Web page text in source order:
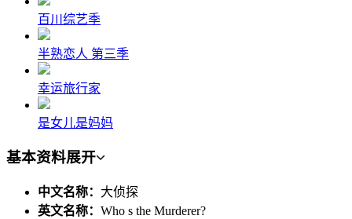
百川综艺季
半熟恋人 第三季
幸运旅行家
是女儿是妈妈
基本资料展开
中文名称： 大侦探
英文名称： Who s the Murderer?